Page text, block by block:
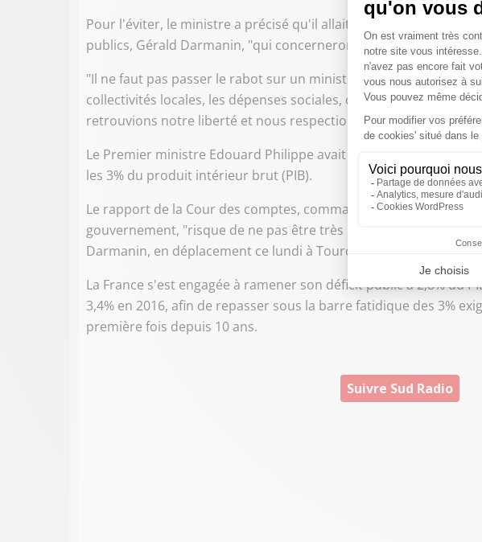
Pour l'éviter, le ministre a précisé qu'il allait présenter "des
publics, Gérald Darmanin, "qui concerneront tous les secteurs
"Il ne faut pas passer le rabot sur un ministère ou sur un autre",
collectivités locales, les dépenses sociales, chacun fasse un
retrouvions notre liberté et nous respections nos engagements
Le Premier ministre Edouard Philippe avait évoqué il y une
les 3% du produit intérieur brut (PIB).
Le rapport de la Cour des comptes, commandé par Matignon dès
gouvernement, "risque de ne pas être très bon pour les comptes
Darmanin, en déplacement ce lundi à Tourcoing.
La France s'est engagée à ramener son déficit public à 2,8% du
3,4% en 2016, afin de repasser sous la barre fatidique des 3%
première fois depuis 10 ans.
Suivre Sud Radio